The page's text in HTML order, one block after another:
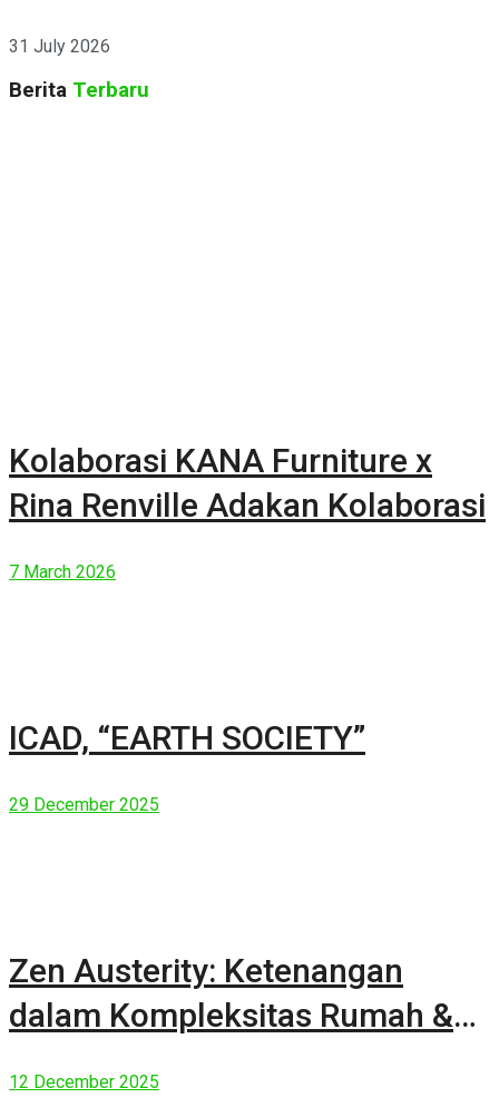
31 July 2026
Berita Terbaru
Kolaborasi KANA Furniture x
Rina Renville Adakan Kolaborasi
7 March 2026
ICAD, “EARTH SOCIETY”
29 December 2025
Zen Austerity: Ketenangan
dalam Kompleksitas Rumah &
12 December 2025